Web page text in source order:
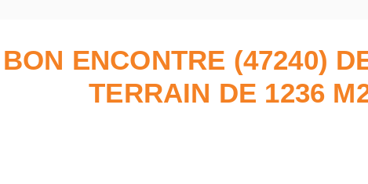
ENCONTRE (47240)
TERRAIN DE 1236